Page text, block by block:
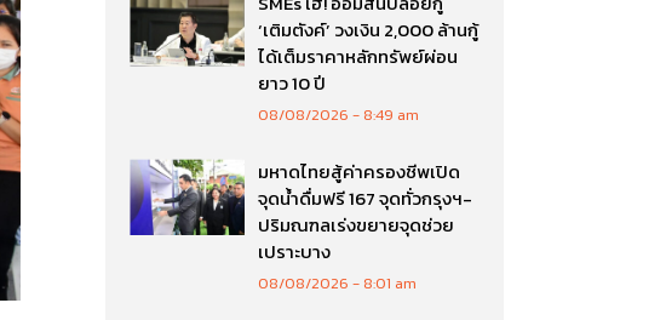
‘เติมตังค์’ วงเงิน 2,000 ล้านกู้
ได้เต็มราคาหลักทรัพย์ผ่อน
ยาว 10 ปี
08/08/2026 8:49 am
มหาดไทยสู้ค่าครองชีพเปิด
จุดน้ำดื่มฟรี 167 จุดทั่วกรุงฯ-
ปริมณฑลเร่งขยายจุดช่วย
เปราะบาง
08/08/2026 8:01 am